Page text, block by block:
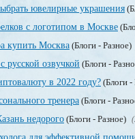
ювелирные украшения
с логотипом в Москве
купить Москва (Блоги - Разное)
озвучкой (Блоги -
в 2022 году? (Блоги -
тренера (Блоги -
недорого (Блоги - Разное)